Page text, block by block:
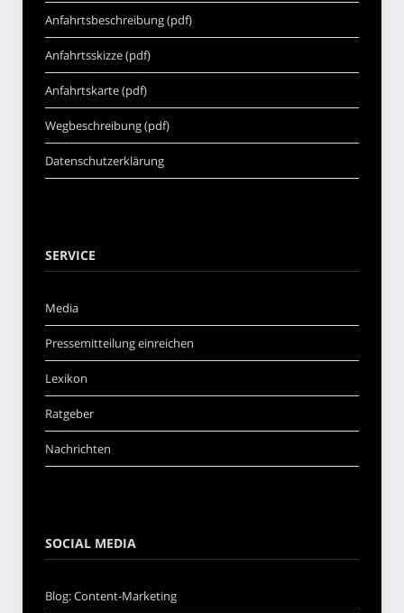
Anfahrtsbeschreibung (pdf)
Anfahrtsskizze (pdf)
Anfahrtskarte (pdf)
Wegbeschreibung (pdf)
Datenschutzerklärung
SERVICE
Media
Pressemitteilung einreichen
Lexikon
Ratgeber
Nachrichten
SOCIAL MEDIA
Blog: Content-Marketing